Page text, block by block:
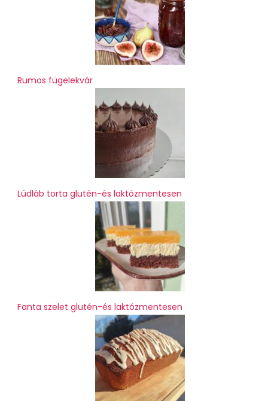
Rumos fügelekvár
Lúdláb torta glutén-és laktózmentesen
Fanta szelet glutén-és laktózmentesen